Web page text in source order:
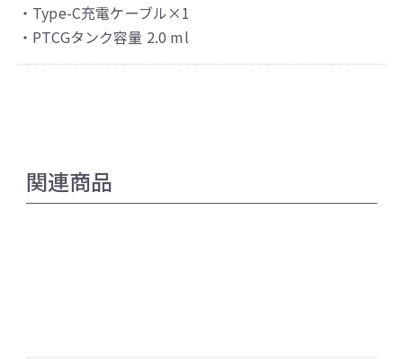
・Type-C充電ケーブル×1
・PTCGタンク容量 2.0 ml
関連商品